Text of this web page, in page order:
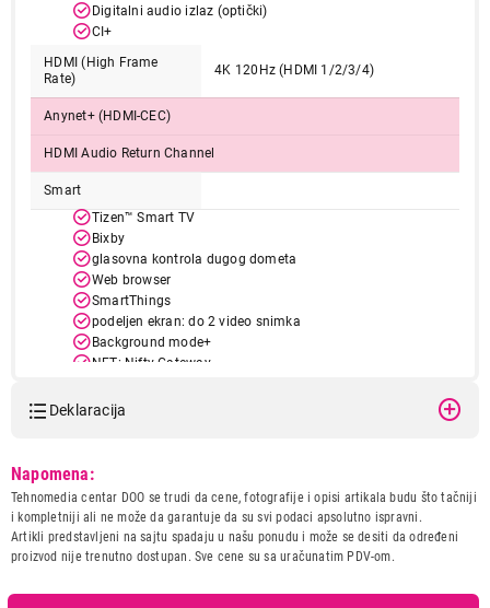
Digitalni audio izlaz (optički)
CI+
HDMI (High Frame
Rate)
4K 120Hz (HDMI 1/2/3/4)
Anynet+ (HDMI-CEC)
HDMI Audio Return Channel
Smart
Tizen™ Smart TV
Bixby
glasovna kontrola dugog dometa
Web browser
SmartThings
podeljen ekran: do 2 video snimka
Background mode+
NFT: Nifty Gateway
Mobilni na TV, Pokrenite TV Mirroring, Audio Mirroring,
Uključite bežični TV
Game
Automatic low input lag mode
Game Motion Plus
Dynamic black EQ
VRR
Deklaracija
Naziv i vrsta robe:
TELEVIZOR
Uvoznik:
Tehnomedia centar doo
Zemlja porekla:
Slovacka
kupaca po osnovu zakona o
Napomena:
Tehnomedia centar DOO se trudi da cene, fotografije i opisi artikala budu što tačniji
i kompletniji ali ne može da garantuje da su svi podaci apsolutno ispravni.
Artikli predstavljeni na sajtu spadaju u našu ponudu i može se desiti da određeni
proizvod nije trenutno dostupan. Sve cene su sa uračunatim PDV-om.